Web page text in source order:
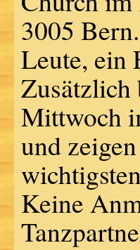
3005
Leute, ein
Zusätzlich
Mittwoch
und
Keine